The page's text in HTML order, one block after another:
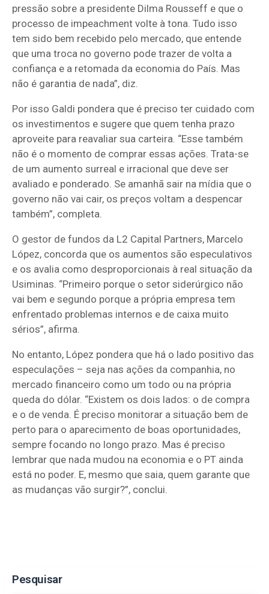
pressão sobre a presidente Dilma Rousseff e que o
processo de impeachment volte à tona. Tudo isso
tem sido bem recebido pelo mercado, que entende
que uma troca no governo pode trazer de volta a
confiança e a retomada da economia do País. Mas
não é garantia de nada”, diz.
Por isso Galdi pondera que é preciso ter cuidado com
os investimentos e sugere que quem tenha prazo
aproveite para reavaliar sua carteira. “Esse também
não é o momento de comprar essas ações. Trata-se
de um aumento surreal e irracional que deve ser
avaliado e ponderado. Se amanhã sair na mídia que o
governo não vai cair, os preços voltam a despencar
também”, completa.
O gestor de fundos da L2 Capital Partners, Marcelo
López, concorda que os aumentos são especulativos
e os avalia como desproporcionais à real situação da
Usiminas. “Primeiro porque o setor siderúrgico não
vai bem e segundo porque a própria empresa tem
enfrentado problemas internos e de caixa muito
sérios”, afirma.
No entanto, López pondera que há o lado positivo das
especulações – seja nas ações da companhia, no
mercado financeiro como um todo ou na própria
queda do dólar. “Existem os dois lados: o de compra
e o de venda. É preciso monitorar a situação bem de
perto para o aparecimento de boas oportunidades,
sempre focando no longo prazo. Mas é preciso
lembrar que nada mudou na economia e o PT ainda
está no poder. E, mesmo que saia, quem garante que
as mudanças vão surgir?”, conclui.
Pesquisar